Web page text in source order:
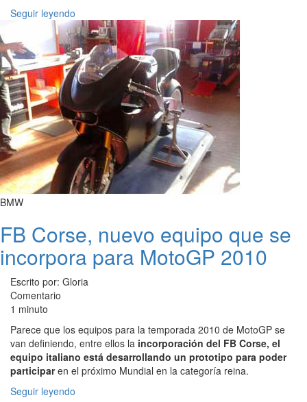
Seguir leyendo
BMW
FB Corse, nuevo equipo que se
incorpora para MotoGP 2010
Escrito por: Gloria
Comentario
1 minuto
Parece que los equipos para la temporada 2010 de MotoGP se
van definiendo, entre ellos la incorporación del FB Corse, el
equipo italiano está desarrollando un prototipo para poder
participaren el próximo Mundial en la categoría reina.
Seguir leyendo